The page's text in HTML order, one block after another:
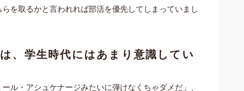
を取るかと言われれば部活を優先してしまっていま し
、学生時代にはあまり意識してい
ル・アシュケナージみたいに弾けなくちゃダメだ」、